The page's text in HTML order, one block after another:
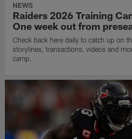
NEWS
Raiders 2026 Training
One week out from
Check back here daily to catch up on
storylines, transactions, videos and
camp.